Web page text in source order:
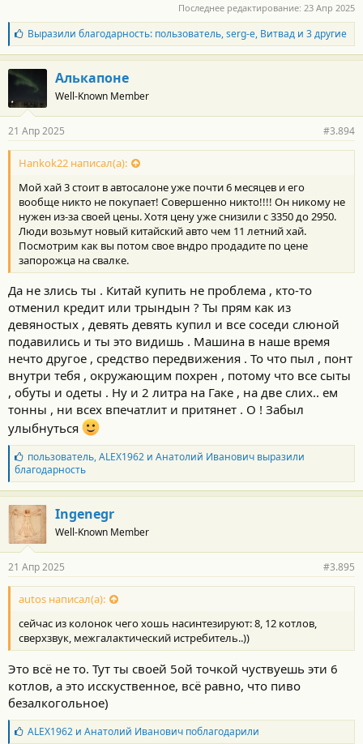
Последнее редактирование: 23 Апр 2025
Б
л
а
г
о
а
н
о
с
и
:
Выразили благодарность: пользователь,serg-e, Витвади 3 другие
Алькапоне
Well-Known Member
21 Апр 2025 #3.894
Hankok22 написал(а):
Мой хай 3 стоит в автосалоне уже почти 6 месяцев и его
вообще никто не покупает! Совершенно никто!!!! Он никому не
нужен из-за своей цены. Хотя цену уже снизили с 3350 до 2950.
Люди возьмут новый китайский авто чем 11 летний хай.
Посмотрим как вы потом свое вндро продадите по цене
запорожца на свалке.
Да не злись ты . Китай купить не проблема , кто-то
отменил кредит или трындын ? Ты прям как из
девяностых , девять девять купил и все соседи слюной
подавились и ты это видишь . Машина в наше время
нечто другое , средство передвижения . То что пыл , понт
внутри тебя , окружающим похрен , потому что все сыты
, обуты и одеты . Ну и 2 литра на Гаке , на две слих.. ем
тонны , ни всех впечатлит и притянет . О ! Забыл
улыбнуться
Б
л
а
г
о
д
а
р
о
с
т
:
пользователь,ALEX1962и Анатолий Ивановичвыразили
благодарность
Ingenegr
Well-Known Member
21 Апр 2025 #3.895
autos написал(а):
сейчас из колонок чего хошь насинтезируют: 8, 12 котлов,
сверхзвук, межгалактический истребитель..))
Это всё не то. Тут ты своей 5ой точкой чуствуешь эти 6
котлов, а это исскуственное, всё равно, что пиво
безалкогольное)
Б
ALEX1962и Анатолий Ивановичпоблагодарили